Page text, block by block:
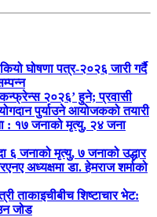
घोषणा पत्र-२०२६ जारी गर्दै
कन्फ्रेन्स २०२६’ हुने; प्रवासी
पुर्याउने आयोजकको तयारी
: १७ जनाको मृत्यु, २४ जना
६ जनाको मृत्यु, ७ जनाको उद्धार
अध्यक्षमा डा. हेमराज शर्माको
ताकाइचीबीच शिष्टाचार भेट:
जोड